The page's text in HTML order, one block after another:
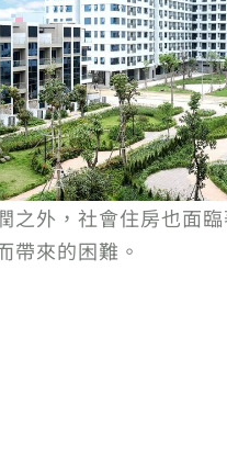
之外，社會住房也面
帶來的困難。